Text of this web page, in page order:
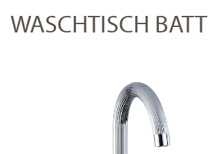
WASCHTISCH